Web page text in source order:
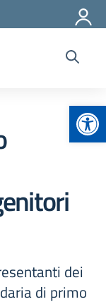
dei
di primo